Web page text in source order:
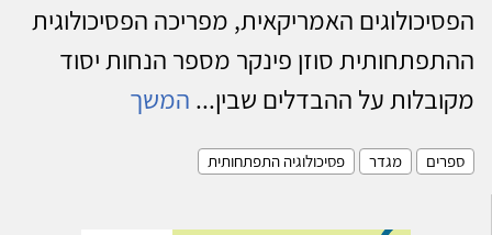
הפסיכולוגים האמריקאית, מפריכה הפסיכולוגית
ההתפתחותית סוזן פינקר מספר הנחות יסוד
מקובלות על ההבדלים שבין... המשך
ספרים מגדר פסיכולוגיה התפתחותית